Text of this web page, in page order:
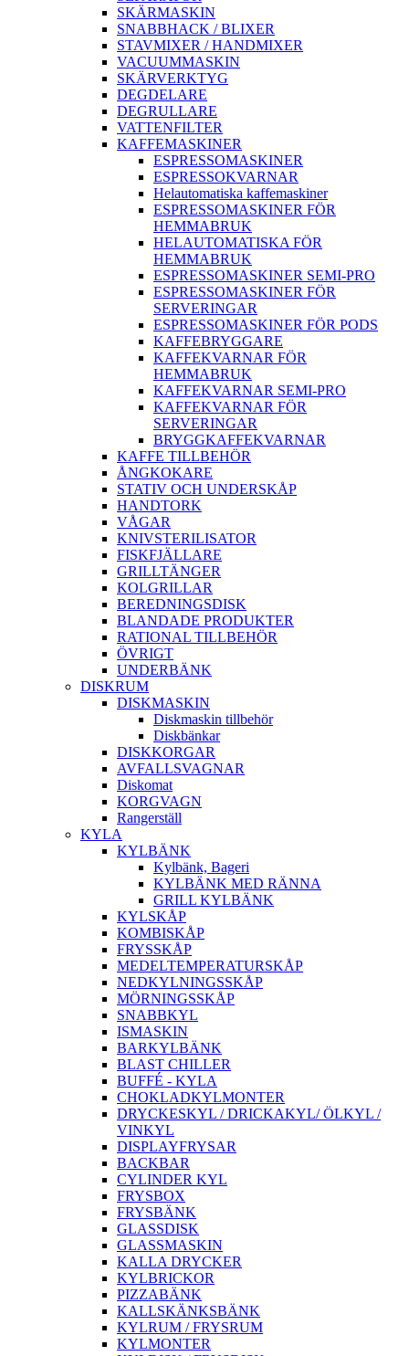
SKÄRMASKIN
SNABBHACK / BLIXER
STAVMIXER / HANDMIXER
VACUUMMASKIN
SKÄRVERKTYG
DEGDELARE
DEGRULLARE
VATTENFILTER
KAFFEMASKINER
ESPRESSOMASKINER
ESPRESSOKVARNAR
Helautomatiska kaffemaskiner
ESPRESSOMASKINER FÖR
HEMMABRUK
HELAUTOMATISKA FÖR
HEMMABRUK
ESPRESSOMASKINER SEMI-PRO
ESPRESSOMASKINER FÖR
SERVERINGAR
ESPRESSOMASKINER FÖR PODS
KAFFEBRYGGARE
KAFFEKVARNAR FÖR
HEMMABRUK
KAFFEKVARNAR SEMI-PRO
KAFFEKVARNAR FÖR
SERVERINGAR
BRYGGKAFFEKVARNAR
KAFFE TILLBEHÖR
ÅNGKOKARE
STATIV OCH UNDERSKÅP
HANDTORK
VÅGAR
KNIVSTERILISATOR
FISKFJÄLLARE
GRILLTÄNGER
KOLGRILLAR
BEREDNINGSDISK
BLANDADE PRODUKTER
RATIONAL TILLBEHÖR
ÖVRIGT
UNDERBÄNK
DISKRUM
DISKMASKIN
Diskmaskin tillbehör
Diskbänkar
DISKKORGAR
AVFALLSVAGNAR
Diskomat
KORGVAGN
Rangerställ
KYLA
KYLBÄNK
Kylbänk, Bageri
KYLBÄNK MED RÄNNA
GRILL KYLBÄNK
KYLSKÅP
KOMBISKÅP
FRYSSKÅP
MEDELTEMPERATURSKÅP
NEDKYLNINGSSKÅP
MÖRNINGSSKÅP
SNABBKYL
ISMASKIN
BARKYLBÄNK
BLAST CHILLER
BUFFÉ - KYLA
CHOKLADKYLMONTER
DRYCKESKYL / DRICKAKYL/ ÖLKYL /
VINKYL
DISPLAYFRYSAR
BACKBAR
CYLINDER KYL
FRYSBOX
FRYSBÄNK
GLASSDISK
GLASSMASKIN
KALLA DRYCKER
KYLBRICKOR
PIZZABÄNK
KALLSKÄNKSBÄNK
KYLRUM / FRYSRUM
KYLMONTER